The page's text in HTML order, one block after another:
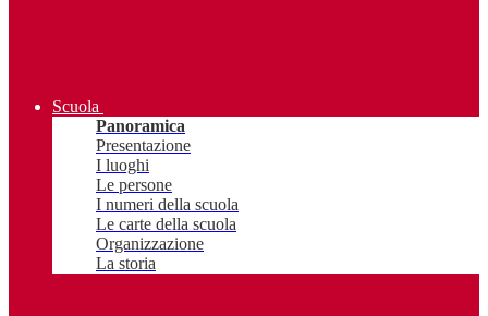
Scuola
Panoramica
Presentazione
I luoghi
Le persone
I numeri della scuola
Le carte della scuola
Organizzazione
La storia